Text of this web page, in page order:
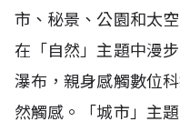
市、秘景、公園和太
在「自然」主題中漫
瀑布，親身感觸數位
然觸感。「城市」主